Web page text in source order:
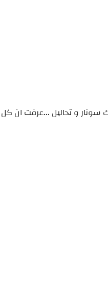
سونار و تحاليل ...عرفت ان